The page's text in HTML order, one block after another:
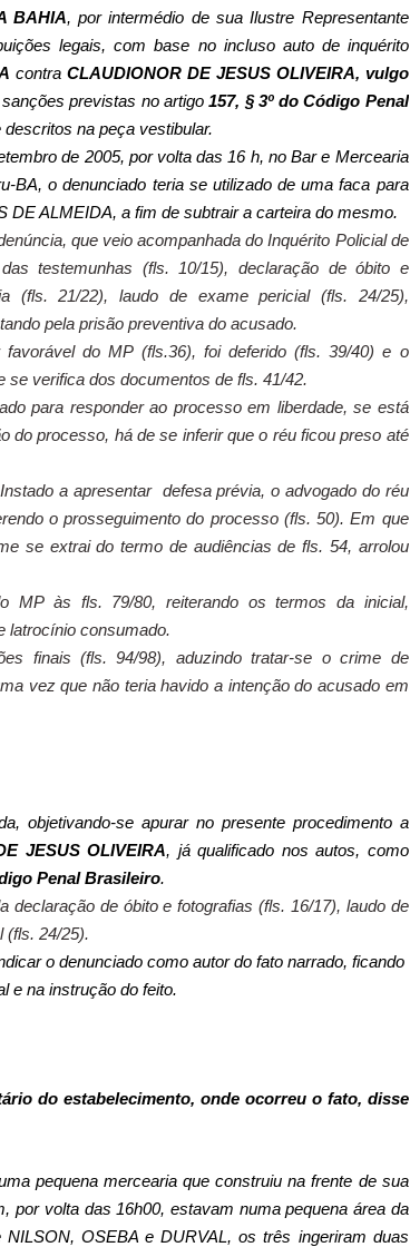
BAHIA, por intermédio de sua Ilustre Representante
legais, com base no incluso auto de inquérito
contraCLAUDIONOR DE JESUS OLIVEIRA, vulgo
previstas no artigo157, § 3º do Código Penal
na peça vestibular.
de 2005, por volta das 16 h, no Bar e Mercearia
BA, o denunciado teria se utilizado de uma faca para
ALMEIDA, a fim de subtrair a carteira do mesmo.
que veio acompanhada do Inquérito Policial de
testemunhas (fls. 10/15), declaração de óbito e
(fls. 21/22), laudo de exame pericial (fls. 24/25),
pela prisão preventiva do acusado.
do MP (fls.36), foi deferido (fls. 39/40) e o
verifica dos documentos de fls. 41/42.
para responder ao processo em liberdade, se está
do processo, há de se inferir que o réu ficou preso até
a apresentar defesa prévia, o advogado do réu
o prosseguimento do processo (fls. 50). Em que
se extrai do termo de audiências de fls. 54, arrolou
MP às fls. 79/80, reiterando os termos da inicial,
latrocínio consumado.
finais (fls. 94/98), aduzindo tratar-se o crime de
vez que não teria havido a intenção do acusado em
objetivando-se apurar no presente procedimento a
JESUS OLIVEIRA, já qualificado nos autos, como
Penal Brasileiro.
declaração de óbito e fotografias (fls. 16/17), laudo de
(fls. 24/25).
o denunciado como autor do fato narrado, ficando
e na instrução do feito.
do estabelecimento, onde ocorreu o fato, disse
pequena mercearia que construiu na frente de sua
por volta das 16h00, estavam numa pequena área da
OSEBA e DURVAL, os três ingeriram duas